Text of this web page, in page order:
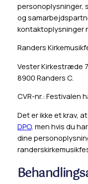
personoplysninger,
og
kontaktoplysninger
Randers
Vester Kirkestræde 7
8900 Randers C.
CVR-nr.: Festivalen
Det er ikke et krav,
DPO, men hvis du
dine